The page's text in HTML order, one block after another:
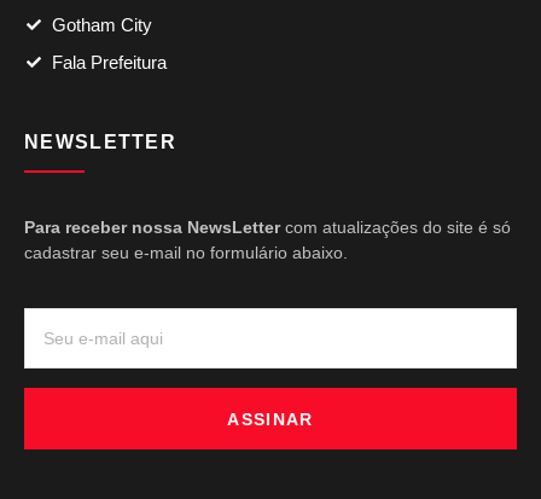
Gotham City
Fala Prefeitura
NEWSLETTER
Para receber nossa NewsLettercom atualizações do site é só
cadastrar seu e-mail no formulário abaixo.
ASSINAR